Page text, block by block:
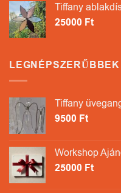
Tiffany
25000 Ft
LEGNÉPSZERŰBBEK
Tiffany
9500 Ft
Workshop
25000 Ft